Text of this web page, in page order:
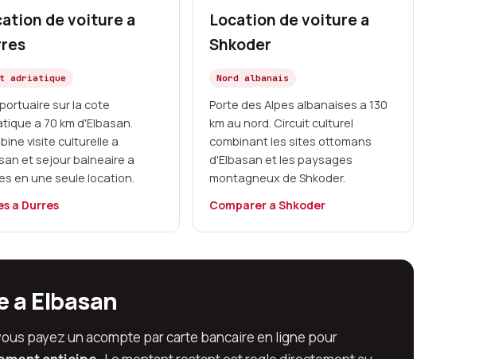
de voiture a
adriatique
sur la cote
a 70 km d'Elbasan.
visite culturelle a
et sejour balneaire a
en une seule location.
a Durres
Location de voiture a
Shkoder
Nord albanais
Porte des Alpes albanaises a 130
km au nord. Circuit culturel
combinant les sites ottomans
d'Elbasan et les paysages
montagneux de Shkoder.
Comparer a Shkoder
Elbasan
payez un acompte par carte bancaire en ligne pour